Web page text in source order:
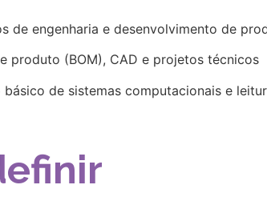
de engenharia e desenvolvimento de
produto (BOM), CAD e projetos técnicos
básico de sistemas computacionais e